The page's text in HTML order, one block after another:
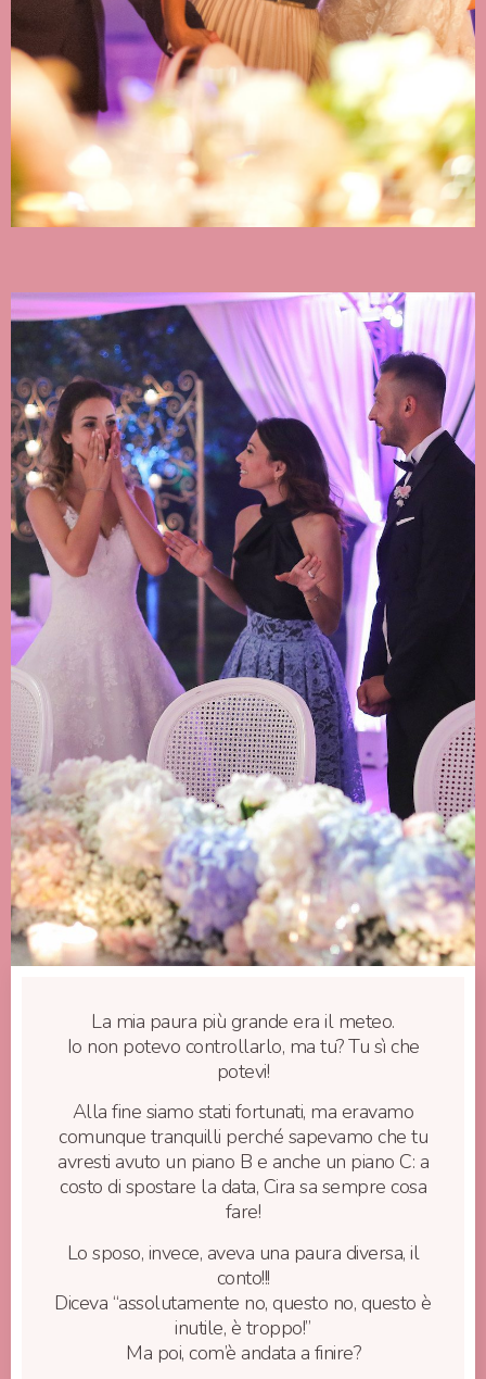
La mia paura più grande era il meteo.
Io non potevo controllarlo, ma tu? Tu sì che
potevi!
Alla fine siamo stati fortunati, ma eravamo
comunque tranquilli perché sapevamo che tu
avresti avuto un piano B e anche un piano C: a
costo di spostare la data, Cira sa sempre cosa
fare!
Lo sposo, invece, aveva una paura diversa, il
conto!!!
Diceva “assolutamente no, questo no, questo è
inutile, è troppo!”
Ma poi, com’è andata a finire?